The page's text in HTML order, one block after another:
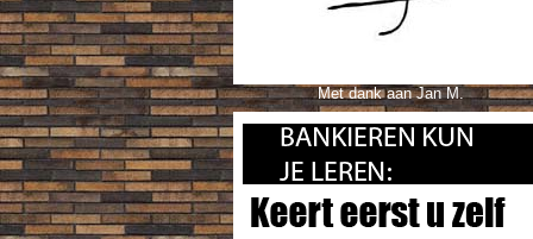
Met dank aan Jan M.